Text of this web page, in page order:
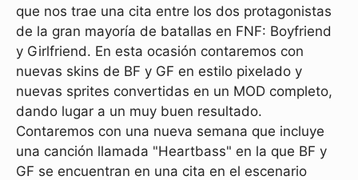
que nos trae una cita entre los dos protagonistas
de la gran mayoría de batallas en FNF: Boyfriend
y Girlfriend. En esta ocasión contaremos con
nuevas skins de BF y GF en estilo pixelado y
nuevas sprites convertidas en un MOD completo,
dando lugar a un muy buen resultado.
Contaremos con una nueva semana que incluye
una canción llamada "Heartbass" en la que BF y
GF se encuentran en una cita en el escenario